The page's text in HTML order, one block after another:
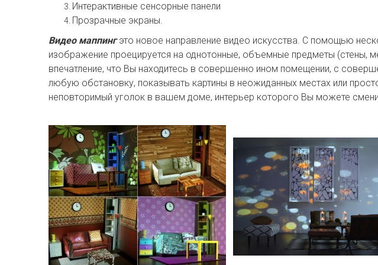
Интерактивные сенсорные панели
Прозрачные экраны.
Видео маппингэто новое направление видео искусства. С помощью
изображение проецируется на однотонные, объемные предметы (стены,
впечатление, что Вы находитесь в совершенно ином помещении, с
любую обстановку, показывать картины в неожиданных местах или
неповторимый уголок в вашем доме, интерьер которого Вы можете